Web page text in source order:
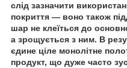
слід зазначити
покриття — воно також
шар не клеїться до
а зрощується з ним. В
єдине ціле монолітне
продукт, що дуже часто